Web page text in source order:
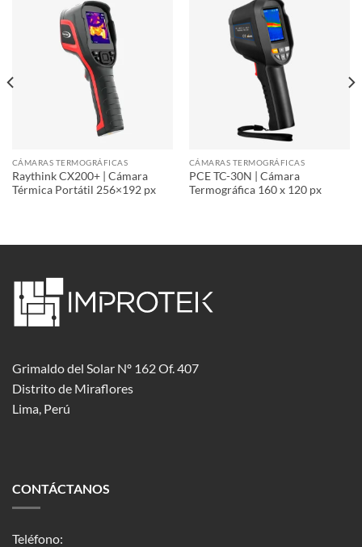
CÁMARAS TERMOGRÁFICAS
Raythink CX200+ | Cámara
Térmica Portátil 256×192 px
CÁMARAS TERMOGRÁFICAS
PCE TC-30N | Cámara
Termográfica 160 x 120 px
Grimaldo del Solar Nº 162 Of. 407
Distrito de Miraflores
Lima, Perú
CONTÁCTANOS
Teléfono: